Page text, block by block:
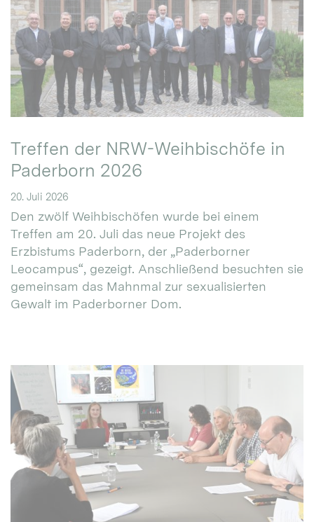
Treffen der NRW-Weihbischöfe in
Paderborn 2026
20. Juli 2026
Den zwölf Weihbischöfen wurde bei einem
Treffen am 20. Juli das neue Projekt des
Erzbistums Paderborn, der „Paderborner
Leocampus“, gezeigt. Anschließend besuchten sie
gemeinsam das Mahnmal zur sexualisierten
Gewalt im Paderborner Dom.